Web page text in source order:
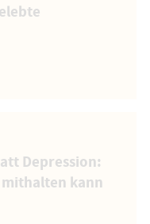
Depression:
kann